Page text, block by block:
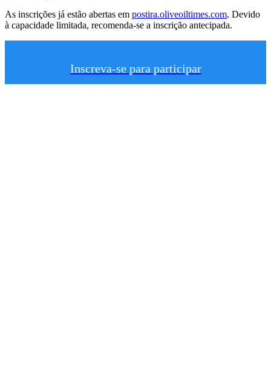
As inscrições já estão abertas em postira.oliveoiltimes.com. Devido
à capacidade limitada, recomenda-se a inscrição antecipada.
Inscreva-se para participar